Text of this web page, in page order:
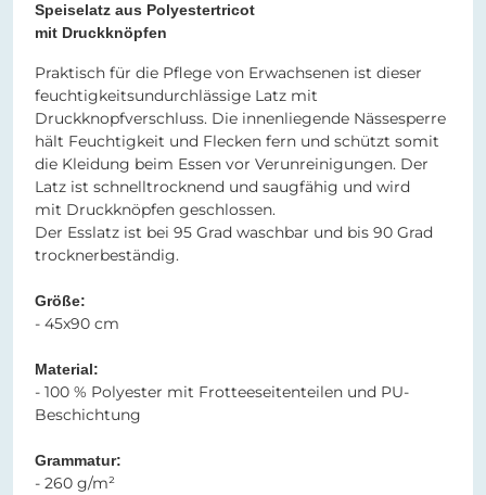
Speiselatz aus Polyestertricot
mit Druckknöpfen
Praktisch für die Pflege von Erwachsenen ist dieser
feuchtigkeitsundurchlässige Latz mit
Druckknopfverschluss. Die innenliegende Nässesperre
hält Feuchtigkeit und Flecken fern und schützt somit
die Kleidung beim Essen vor Verunreinigungen. Der
Latz ist schnelltrocknend und saugfähig und wird
mit Druckknöpfen geschlossen.
Der Esslatz ist bei 95 Grad waschbar und bis 90 Grad
trocknerbeständig.
Größe:
- 45x90 cm
Material:
- 100 % Polyester mit Frotteeseitenteilen und PU-
Beschichtung
Grammatur:
- 260 g/m²